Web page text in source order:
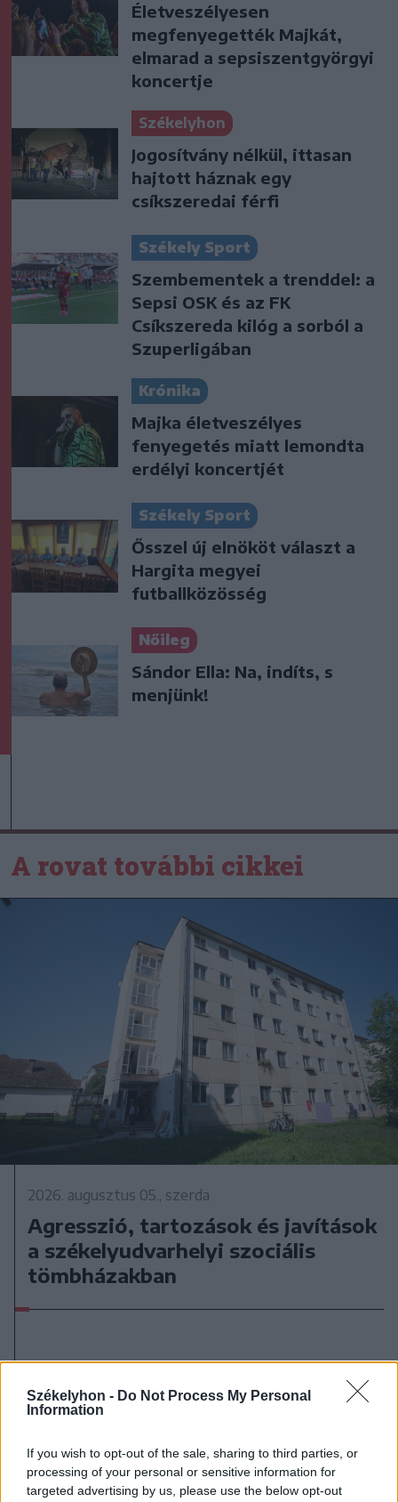
Székelyhon - Do Not Process My Personal
Information
If you wish to opt-out of the sale, sharing to third parties, or
processing of your personal or sensitive information for
targeted advertising by us, please use the below opt-out
Életveszélyesen
megfenyegették Majkát,
elmarad a sepsiszentgyörgyi
koncertje
Székelyhon
Jogosítvány nélkül, ittasan
hajtott háznak egy
csíkszeredai férfi
Székely Sport
Szembementek a trenddel: a
Sepsi OSK és az FK
Csíkszereda kilóg a sorból a
Szuperligában
Krónika
Majka életveszélyes
fenyegetés miatt lemondta
erdélyi koncertjét
Székely Sport
Ősszel új elnököt választ a
Hargita megyei
futballközösség
Nőileg
Sándor Ella: Na, indíts, s
menjünk!
A rovat további cikkei
2026. augusztus 05., szerda
Agresszió, tartozások és javítások
a székelyudvarhelyi szociális
tömbházakban